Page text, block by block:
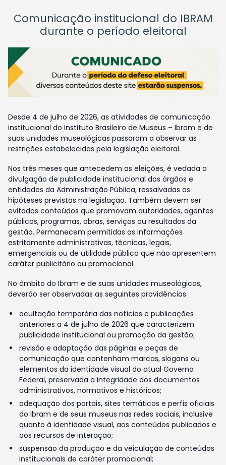
Comunicação institucional do IBRAM
durante o período eleitoral
Desde 4 de julho de 2026, as atividades de comunicação
institucional do Instituto Brasileiro de Museus – Ibram e de
suas unidades museológicas passaram a observar as
restrições estabelecidas pela legislação eleitoral.
Nos três meses que antecedem as eleições, é vedada a
divulgação de publicidade institucional dos órgãos e
entidades da Administração Pública, ressalvadas as
hipóteses previstas na legislação. Também devem ser
evitados conteúdos que promovam autoridades, agentes
públicos, programas, obras, serviços ou resultados da
gestão. Permanecem permitidas as informações
estritamente administrativas, técnicas, legais,
emergenciais ou de utilidade pública que não apresentem
caráter publicitário ou promocional.
No âmbito do Ibram e de suas unidades museológicas,
deverão ser observadas as seguintes providências:
ocultação temporária das notícias e publicações
anteriores a 4 de julho de 2026 que caracterizem
publicidade institucional ou promoção da gestão;
revisão e adaptação das páginas e peças de
comunicação que contenham marcas, slogans ou
elementos da identidade visual do atual Governo
Federal, preservada a integridade dos documentos
administrativos, normativos e históricos;
adequação dos portais, sites temáticos e perfis oficiais
do Ibram e de seus museus nas redes sociais, inclusive
quanto à identidade visual, aos conteúdos publicados e
aos recursos de interação;
suspensão da produção e da veiculação de conteúdos
institucionais de caráter promocional;